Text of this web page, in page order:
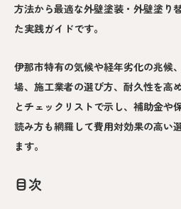
方法から最適な外壁塗装・外壁塗り
た実践ガイドです。
伊那市特有の気候や経年劣化の兆候
場、施工業者の選び方、耐久性を高
とチェックリストで示し、補助金や
読み方も網羅して費用対効果の高い
ます。
目次